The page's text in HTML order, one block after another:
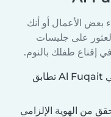
بعض الأعمال أو أنك
على جليسات
إقناع طفلك بالنوم.
لا توجد حاليًا أي جليسات أطفال في Al Fuqait تطابق
من الهوية الإلزامي